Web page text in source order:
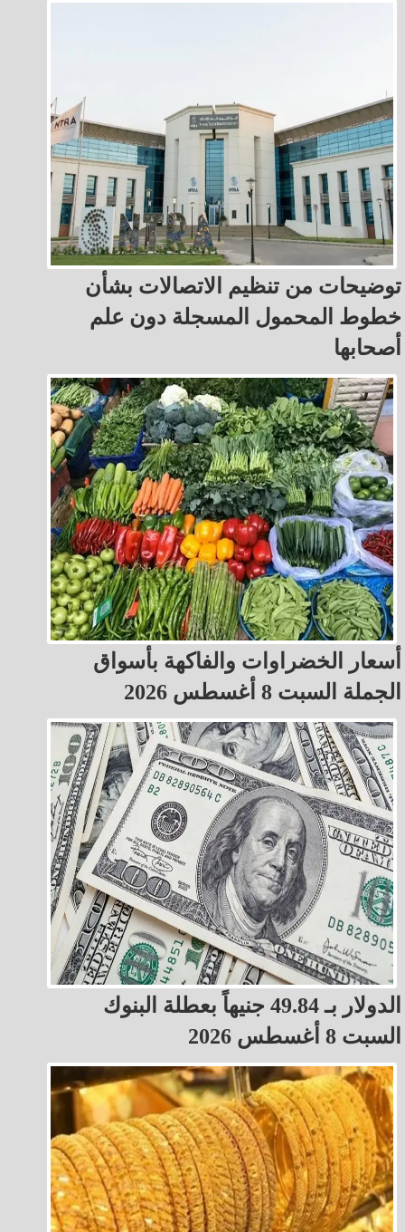
توضيحات من تنظيم الاتصالات بشأن
خطوط المحمول المسجلة دون علم
أصحابها
أسعار الخضراوات والفاكهة بأسواق
الجملة السبت 8 أغسطس 2026
الدولار بـ 49.84 جنيهاً بعطلة البنوك
السبت 8 أغسطس 2026